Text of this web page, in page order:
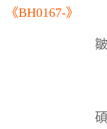
《BH0167-》